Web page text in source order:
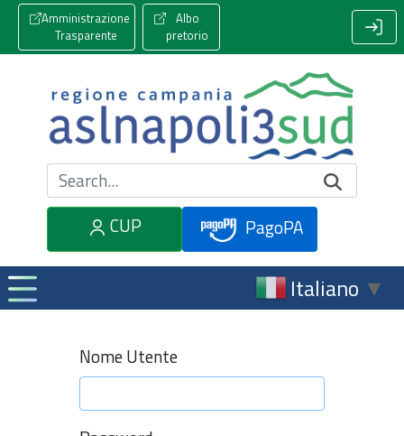
Amministrazione
Trasparente
Albo
pretorio
Cerca nel sito
CUP
PagoPA
Italiano ▼
Nome Utente